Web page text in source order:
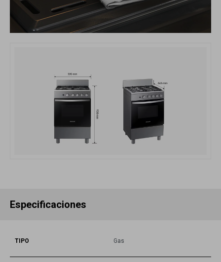
Especificaciones
TIPO Gas